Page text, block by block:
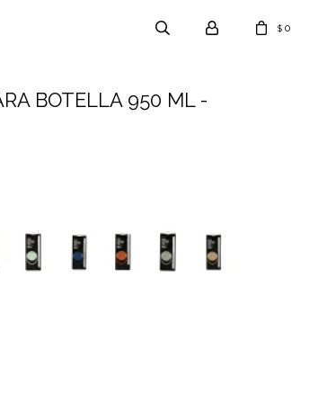
$ 0
BOTELLA 950 ML -